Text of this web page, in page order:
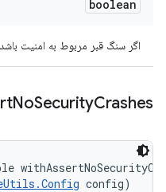
boolean
اگر سنگ قبر مربوط به امنیت باشد
NoSecurityCrashes
config)